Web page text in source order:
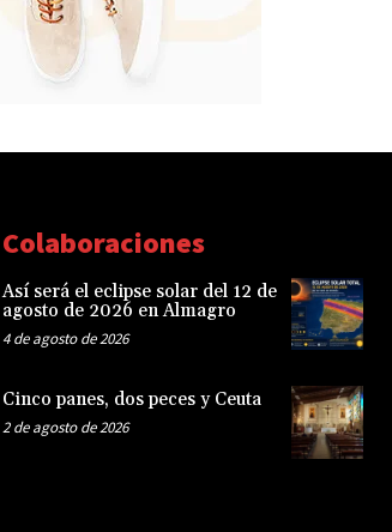
Colaboraciones
Así será el eclipse solar del 12 de
agosto de 2026 en Almagro
4 de agosto de 2026
Cinco panes, dos peces y Ceuta
2 de agosto de 2026